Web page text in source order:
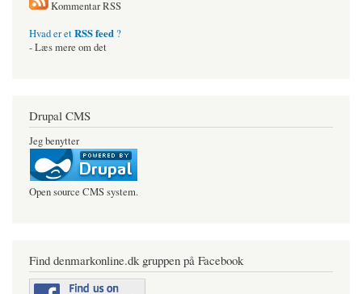
Kommentar RSS
Hvad er etRSS feed ?
- Læs mere om det
Drupal CMS
Jeg benytter
Open source CMS system.
Find denmarkonline.dk gruppen på Facebook